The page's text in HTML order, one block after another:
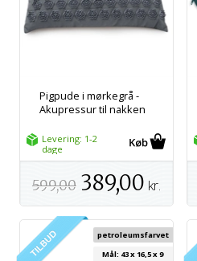
Pigpude i mørkegrå -
Akupressur til nakken
Levering: 1-2
dage
599,00 389,00 kr.
petroleumsfarvet
Mål: 43 x 16,5 x 9